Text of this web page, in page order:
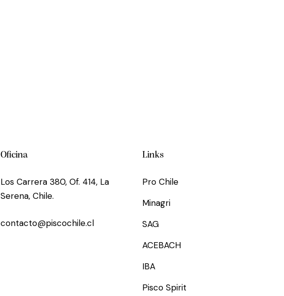
Oficina
Los Carrera 380, Of. 414, La
Serena, Chile.
contacto@piscochile.cl
Links
Pro Chile
Minagri
SAG
ACEBACH
IBA
Pisco Spirit